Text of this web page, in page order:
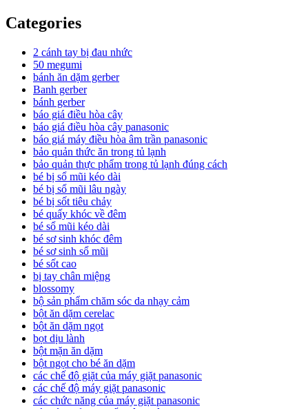
Categories
2 cánh tay bị đau nhức
50 megumi
bánh ăn dặm gerber
Banh gerber
bánh gerber
báo giá điều hòa cây
báo giá điều hòa cây panasonic
báo giá máy điều hòa âm trần panasonic
bảo quản thức ăn trong tủ lạnh
bảo quản thực phẩm trong tủ lạnh đúng cách
bé bị sổ mũi kéo dài
bé bị sổ mũi lâu ngày
bé bị sốt tiêu chảy
bé quấy khóc về đêm
bé sổ mũi kéo dài
bé sơ sinh khóc đêm
bé sơ sinh sổ mũi
bé sốt cao
bị tay chân miệng
blossomy
bộ sản phẩm chăm sóc da nhạy cảm
bột ăn dặm cerelac
bột ăn dặm ngọt
bọt dịu lành
bột mặn ăn dặm
bột ngọt cho bé ăn dặm
các chế độ giặt của máy giặt panasonic
các chế độ máy giặt panasonic
các chức năng của máy giặt panasonic